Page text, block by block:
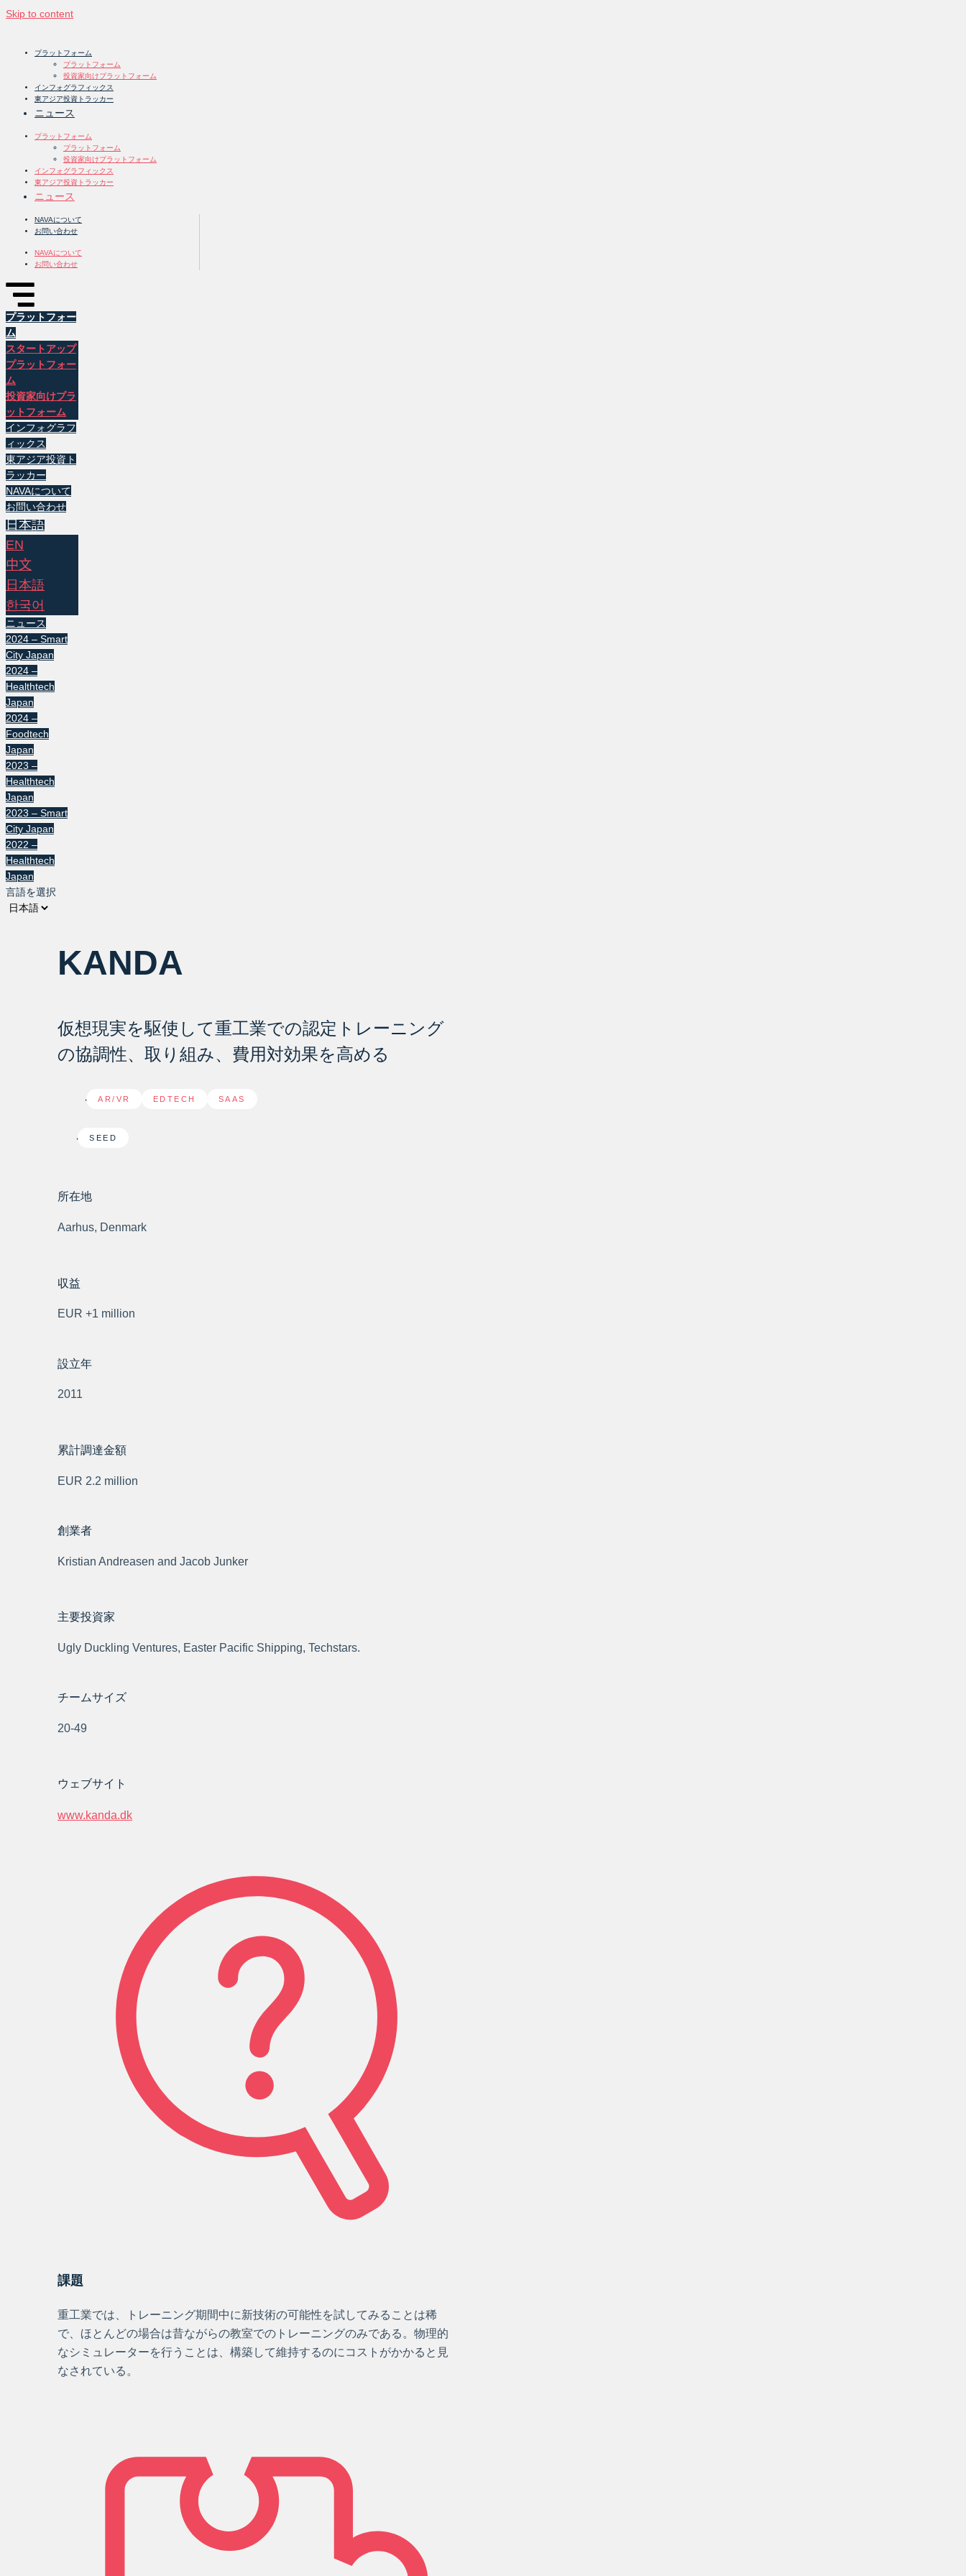
Skip to content
プラットフォーム
プラットフォーム
投資家向けプラットフォーム
インフォグラフィックス
東アジア投資トラッカー
ニュース
プラットフォーム
プラットフォーム
投資家向けプラットフォーム
インフォグラフィックス
東アジア投資トラッカー
ニュース
NAVAについて
お問い合わせ
NAVAについて
お問い合わせ
プラットフォー
ム
スタートアップ
プラットフォー
ム
投資家向けプラ
ットフォーム
インフォグラフ
ィックス
東アジア投資ト
ラッカー
NAVAについて
お問い合わせ
日本語
EN
中文
日本語
한국어
ニュース
2024 – Smart
City Japan
2024 –
Healthtech
Japan
2024 –
Foodtech
Japan
2023 –
Healthtech
Japan
2023 – Smart
City Japan
2022 –
Healthtech
Japan
言語を選択
KANDA
仮想現実を駆使して重工業での認定トレーニング
の協調性、取り組み、費用対効果を高める
AR/VR EDTECH SAAS
SEED
所在地
Aarhus, Denmark
収益
EUR +1 million
設立年
2011
累計調達金額
EUR 2.2 million
創業者
Kristian Andreasen and Jacob Junker
主要投資家
Ugly Duckling Ventures, Easter Pacific Shipping, Techstars.
チームサイズ
20-49
ウェブサイト
www.kanda.dk
課題
重工業では、トレーニング期間中に新技術の可能性を試してみることは稀
で、ほとんどの場合は昔ながらの教室でのトレーニングのみである。物理的
なシミュレーターを行うことは、構築して維持するのにコストがかかると見
なされている。